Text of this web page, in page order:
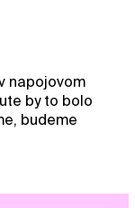
napojovom
by to bolo
budeme